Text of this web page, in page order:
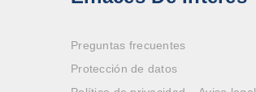
Preguntas frecuentes
Protección de datos